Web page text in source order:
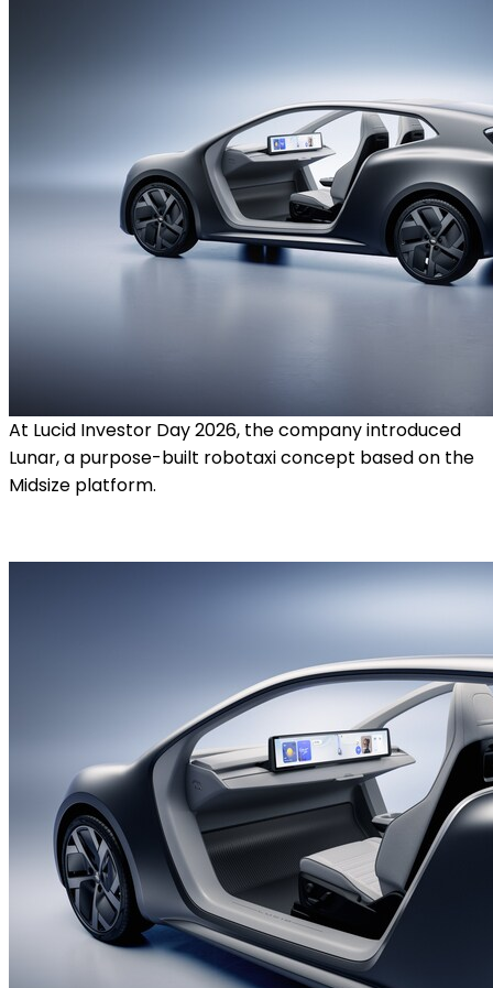
At Lucid Investor Day 2026, the company introduced
Lunar, a purpose-built robotaxi concept based on the
Midsize platform.